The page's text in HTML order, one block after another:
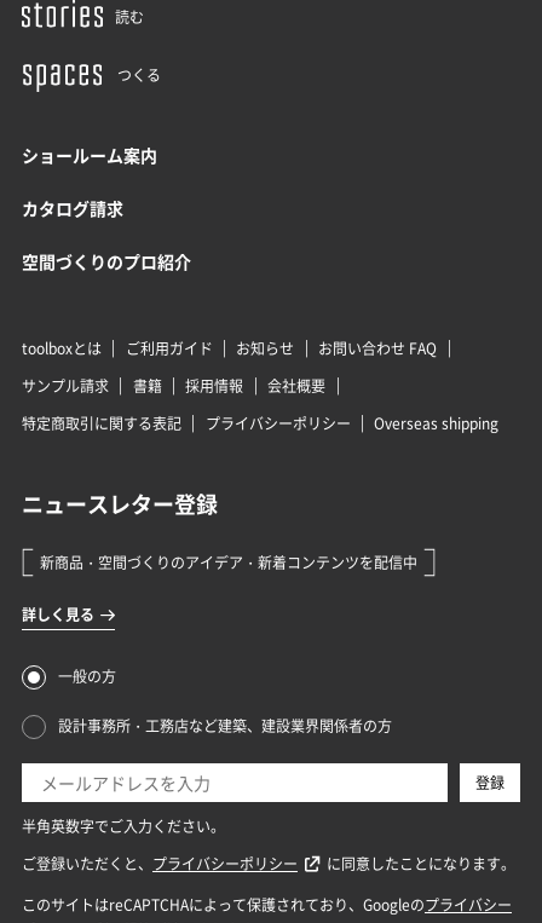
読む
つくる
ショールーム案内
カタログ請求
空間づくりのプロ紹介
toolboxとは ご利用ガイド お知らせ
お問い合わせ FAQ
サンプル請求
書籍 採用情報
会社概要
特定商取引に関する表記
プライバシーポリシー Overseas shipping